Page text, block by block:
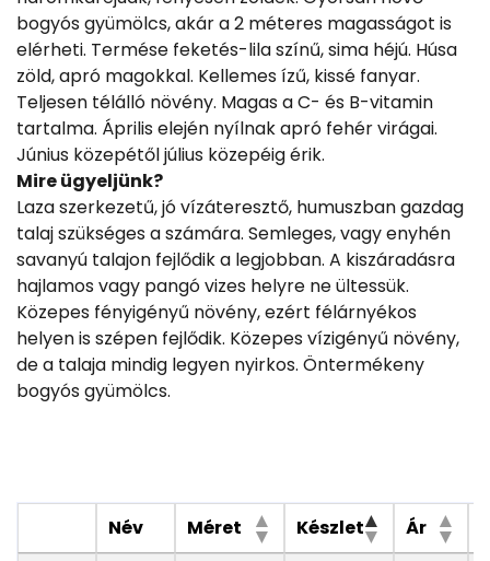
bogyós gyümölcs, akár a 2 méteres magasságot is
elérheti. Termése feketés-lila színű, sima héjú. Húsa
zöld, apró magokkal. Kellemes ízű, kissé fanyar.
Teljesen télálló növény. Magas a C- és B-vitamin
tartalma. Április elején nyílnak apró fehér virágai.
Június közepétől július közepéig érik.
Mire ügyeljünk?
Laza szerkezetű, jó vízáteresztő, humuszban gazdag
talaj szükséges a számára. Semleges, vagy enyhén
savanyú talajon fejlődik a legjobban. A kiszáradásra
hajlamos vagy pangó vizes helyre ne ültessük.
Közepes fényigényű növény, ezért félárnyékos
helyen is szépen fejlődik. Közepes vízigényű növény,
de a talaja mindig legyen nyirkos. Öntermékeny
bogyós gyümölcs.
Név Méret Készlet Ár